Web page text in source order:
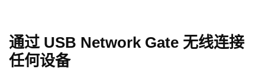
通过 USB Network Gate 无线连接
任何设备